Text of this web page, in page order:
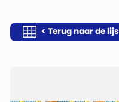
< Terug naar de